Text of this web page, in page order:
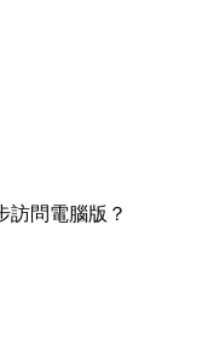
訪問電腦版？